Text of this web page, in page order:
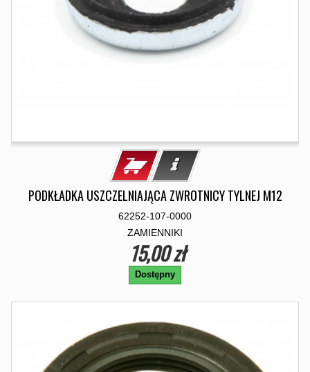
PODKŁADKA USZCZELNIAJĄCA ZWROTNICY TYLNEJ M12
62252-107-0000
ZAMIENNIKI
15,00 zł
Dostępny